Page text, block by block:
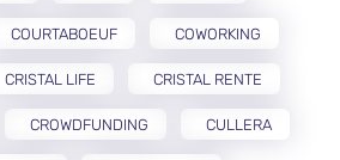
COURTABOEUF COWORKING
CRISTAL LIFE CRISTAL RENTE
CROWDFUNDING CULLERA